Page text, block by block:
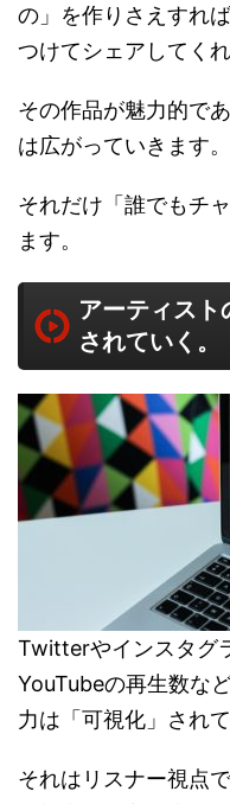
の」を作りさえすれ
つけてシェアしてくれ
その作品が魅力的で
は広がっていきます。
それだけ「誰でもチ
ます。
アーティスト
されていく。
Twitterやインスタグ
YouTubeの再生数な
力は「可視化」されて
それはリスナー視点